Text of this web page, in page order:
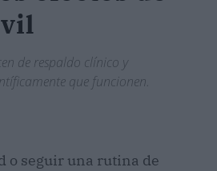
de respaldo clínico y
que funcionen.
o seguir una rutina de